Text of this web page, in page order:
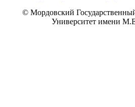
© Мордовский
Университет имени